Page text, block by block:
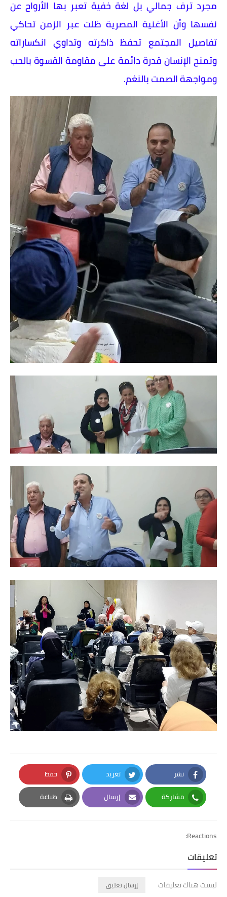
مجرد ترف جمالي بل لغة خفية تعبر بها الأرواح عن
نفسها وأن الأغنية المصرية ظلت عبر الزمن تحاكي
تفاصيل المجتمع تحفظ ذاكرته وتداوي انكساراته
وتمنح الإنسان قدرة دائمة على مقاومة القسوة بالحب
ومواجهة الصمت بالنغم.
نشر
Facebook
تغريد
Twitter
حفظ
Pinterest
مشاركة
Whatsapp
إرسال
Email
طباعة
Print
Reactions:
تعليقات
ليست هناك تعليقات إرسال تعليق